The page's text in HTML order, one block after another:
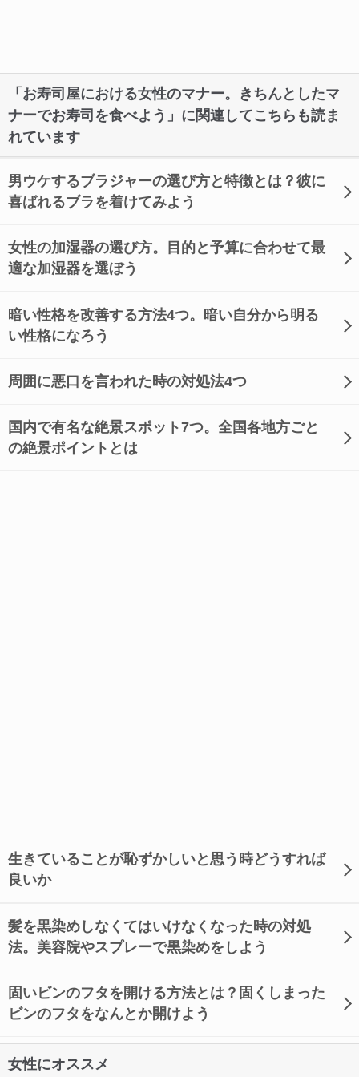
「お寿司屋における女性のマナー。きちんとしたマ
ナーでお寿司を食べよう」に関連してこちらも読ま
れています
男ウケするブラジャーの選び方と特徴とは？彼に
喜ばれるブラを着けてみよう
女性の加湿器の選び方。目的と予算に合わせて最
適な加湿器を選ぼう
暗い性格を改善する方法4つ。暗い自分から明る
い性格になろう
周囲に悪口を言われた時の対処法4つ
国内で有名な絶景スポット7つ。全国各地方ごと
の絶景ポイントとは
生きていることが恥ずかしいと思う時どうすれば
良いか
髪を黒染めしなくてはいけなくなった時の対処
法。美容院やスプレーで黒染めをしよう
固いビンのフタを開ける方法とは？固くしまった
ビンのフタをなんとか開けよう
女性にオススメ